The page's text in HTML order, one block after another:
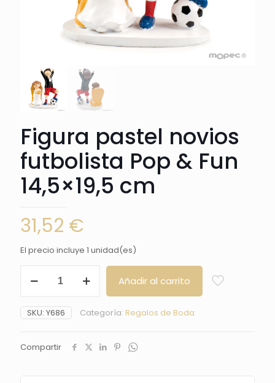
Figura pastel novios
futbolista Pop & Fun
14,5×19,5 cm
31,52 €
El precio incluye 1 unidad(es)
pastel
futbolista
Pop
14,5x19,5
Añadir al carrito
SKU: Y686 Categoría: Regalos de Boda
Compartir